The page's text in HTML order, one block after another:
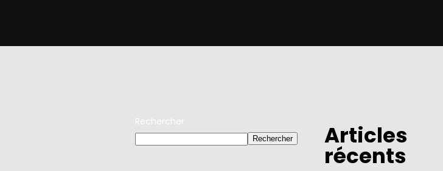
Rechercher
Rechercher Articles
récents